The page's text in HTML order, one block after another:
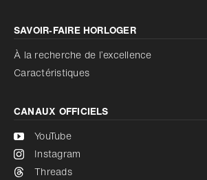
SAVOIR‑FAIRE HORLOGER
À la recherche de l’excellence
Caractéristiques
CANAUX OFFICIELS
YouTube
Instagram
Threads